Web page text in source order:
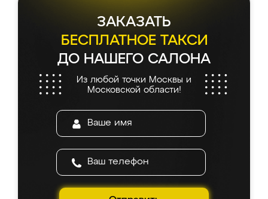
ЗАКАЗАТЬ
БЕСПЛАТНОЕ ТАКСИ
ДО НАШЕГО САЛОНА
Из любой точки Москвы и
Московской области!